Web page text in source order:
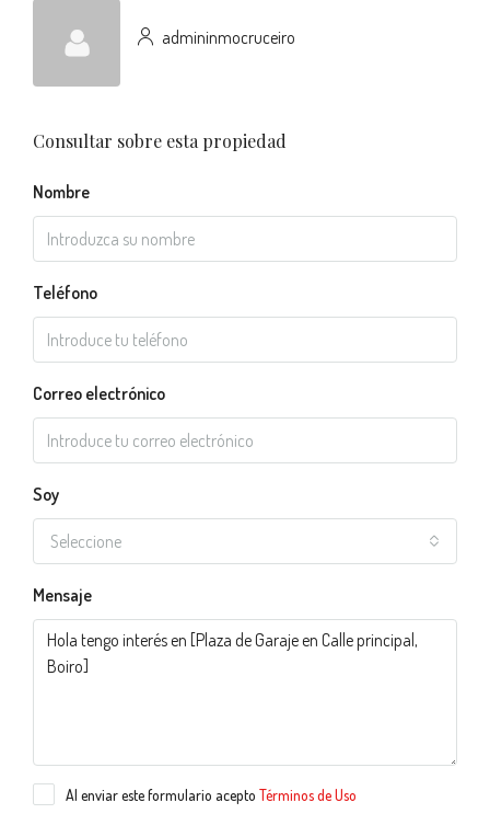
admininmocruceiro
Consultar sobre esta propiedad
Nombre
Teléfono
Correo electrónico
Soy
Seleccione
Mensaje
Al enviar este formulario acepto Términos de Uso